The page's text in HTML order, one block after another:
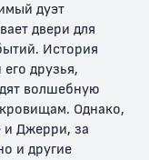
Быстрый и
дуэт
двери для
История
друзья,
волшебную
Однако,
и Джерри, за
и другие